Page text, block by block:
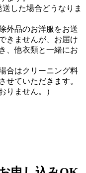
した場合どうなりま
外品のお洋服をお送
きませんが、お届け
、他衣類と一緒にお
合はクリーニング料
せていただきます。
りません。）